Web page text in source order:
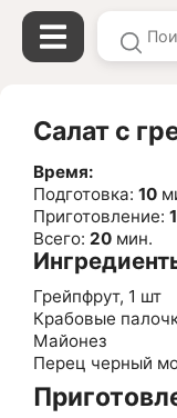
Салат с
Время:
Подготовка: 10
Приготовление:
Всего: 20 мин.
Грейпфрут, 1 шт
Крабовые
Майонез
Перец черный